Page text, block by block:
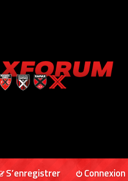
Connexion
S’enregistrer